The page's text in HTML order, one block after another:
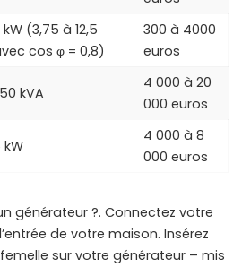
kW (3,75 à 12,5
cos φ = 0,8)
300 à 4000
euros
kVA
4 000 à 20
000 euros
kW
4 000 à 8
000 euros
générateur ?. Connectez votre
de votre maison. Insérez
sur votre générateur – mis